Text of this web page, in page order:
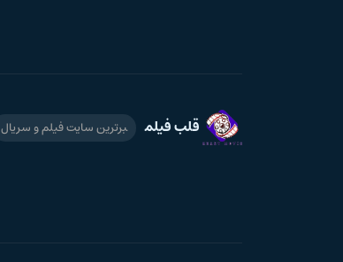
قلب فیلم برترین سایت فیلم و سریال